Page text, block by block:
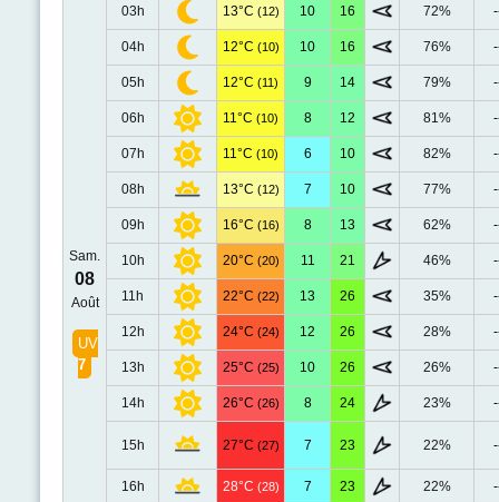
Sam.
08
Août
UV
7
03h 13°C (12) 10 16 72%
04h 12°C (10) 10 16 76%
05h 12°C (11) 9 14 79%
06h 11°C (10) 8 12 81%
07h 11°C (10) 6 10 82%
08h 13°C (12) 7 10 77%
09h 16°C (16) 8 13 62%
10h 20°C (20) 11 21 46%
11h 22°C (22) 13 26 35%
12h 24°C (24) 12 26 28%
13h 25°C (25) 10 26 26%
14h 26°C (26) 8 24 23%
15h 27°C (27) 7 23 22%
16h 28°C (28) 7 23 22%